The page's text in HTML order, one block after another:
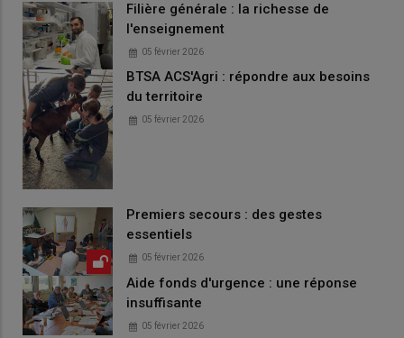
Filière générale : la richesse de
l'enseignement
05 février 2026
BTSA ACS'Agri : répondre aux besoins
du territoire
05 février 2026
Premiers secours : des gestes
essentiels
05 février 2026
Aide fonds d'urgence : une réponse
insuffisante
05 février 2026